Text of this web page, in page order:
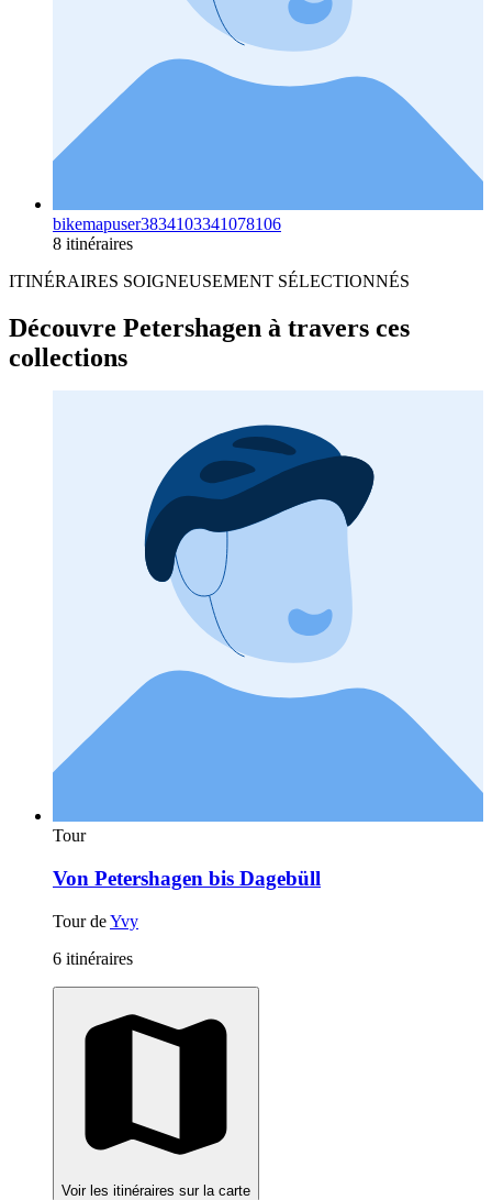
bikemapuser3834103341078106
8 itinéraires
ITINÉRAIRES SOIGNEUSEMENT SÉLECTIONNÉS
Découvre Petershagen à travers ces
collections
Tour
Von Petershagen bis Dagebüll
Tour deYvy
6 itinéraires
Voir les itinéraires sur la carte